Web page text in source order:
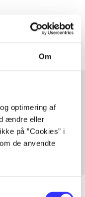
Om
optimering af
ændre eller
på ”Cookies” i
de anvendte